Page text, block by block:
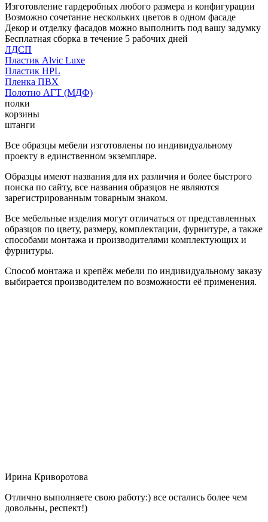
Изготовление гардеробных любого размера и конфигурации
Возможно сочетание нескольких цветов в одном фасаде
Декор и отделку фасадов можно выполнить под вашу задумку
Бесплатная сборка в течение 5 рабочих дней
ЛДСП
Пластик Alvic Luxe
Пластик HPL
Пленка ПВХ
Полотно АГТ (МДФ)
полки
корзины
штанги
Все образцы мебели изготовлены по индивидуальному
проекту в единственном экземпляре.
Образцы имеют названия для их различия и более быстрого
поиска по сайту, все названия образцов не являются
зарегистрированным товарным знаком.
Все мебельные изделия могут отличаться от представленных
образцов по цвету, размеру, комплектации, фурнитуре, а также
способами монтажа и производителями комплектующих и
фурнитуры.
Способ монтажа и крепёж мебели по индивидуальному заказу
выбирается производителем по возможности её применения.
Ирина Криворотова
Отлично выполняете свою работу:) все остались более чем
довольны, респект!)